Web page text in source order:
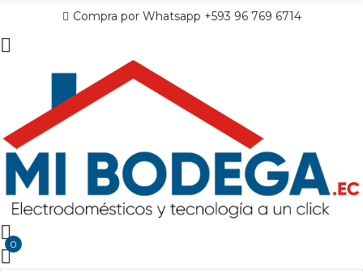
Compra por Whatsapp +593 96 769 6714
0